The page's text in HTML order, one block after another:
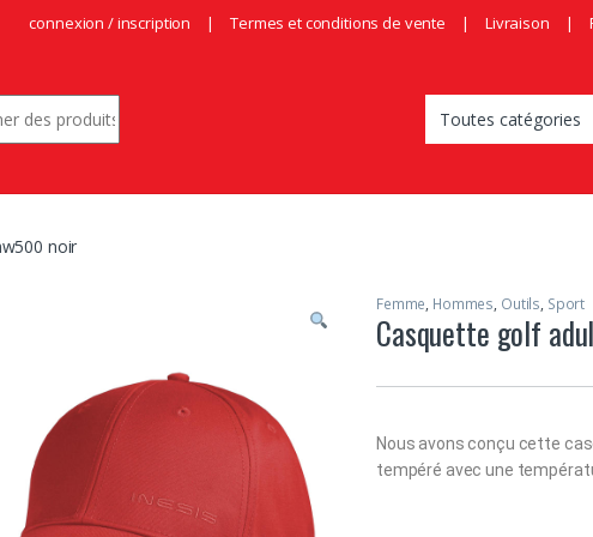
connexion / inscription Termes et conditions de vente Livraison
noir
Femme, Hommes, Outils, Sport
Casquette golf
Nous avons conçu cette
tempéré avec une